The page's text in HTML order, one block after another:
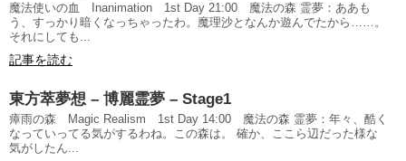
魔法使いの血 Inanimation 1st Day 21:00 魔法の森 霊夢：ああも
う、すっかり暗くなっちゃったわ。魔理沙となんか遊んでたから……。
それにしても...
記事を読む
東方萃夢想 – 博麗霊夢 – Stage1
瘴雨の森 Magic Realism 1st Day 14:00 魔法の森 霊夢：年々、酷く
なっていってる気がするわね。この森は。 確か、ここら辺だった様な
気がしたん...